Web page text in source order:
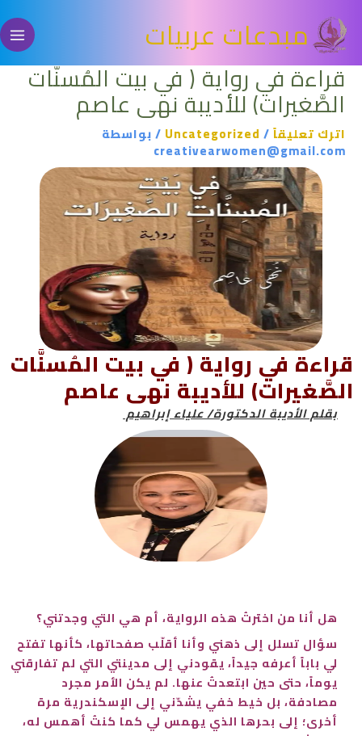
إلى
المحتوىمبدعات عربيات
قراءة في رواية ( في بيت المُسنَّات
الصَّغيرات) للأديبة نهى عاصم
اترك تعليقاً/
Uncategorized / بواسطة
creativearwomen@gmail.com
قراءة في رواية ( في بيت المُسنَّات
الصَّغيرات) للأديبة نهى عاصم
بقلم الأديبة الدكتورة/ علياء إبراهيم
هل أنا من اخترتُ هذه الرواية، أم هي التي وجدتني؟
سؤال تسلل إلى ذهني وأنا أقلّب صفحاتها، كأنها تفتح
لي باباً أعرفه جيداً، يقودني إلى مدينتي التي لم تفارقني
يوماً، حتى حين ابتعدتُ عنها. لم يكن الأمر مجرد
مصادفة، بل خيط خفي يشدّني إلى الإسكندرية مرة
أخرى؛ إلى بحرها الذي يهمس لي كما كنتُ أهمس له،